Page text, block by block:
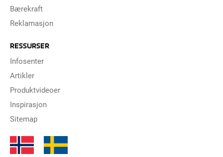
Bærekraft
Reklamasjon
RESSURSER
Infosenter
Artikler
Produktvideoer
Inspirasjon
Sitemap